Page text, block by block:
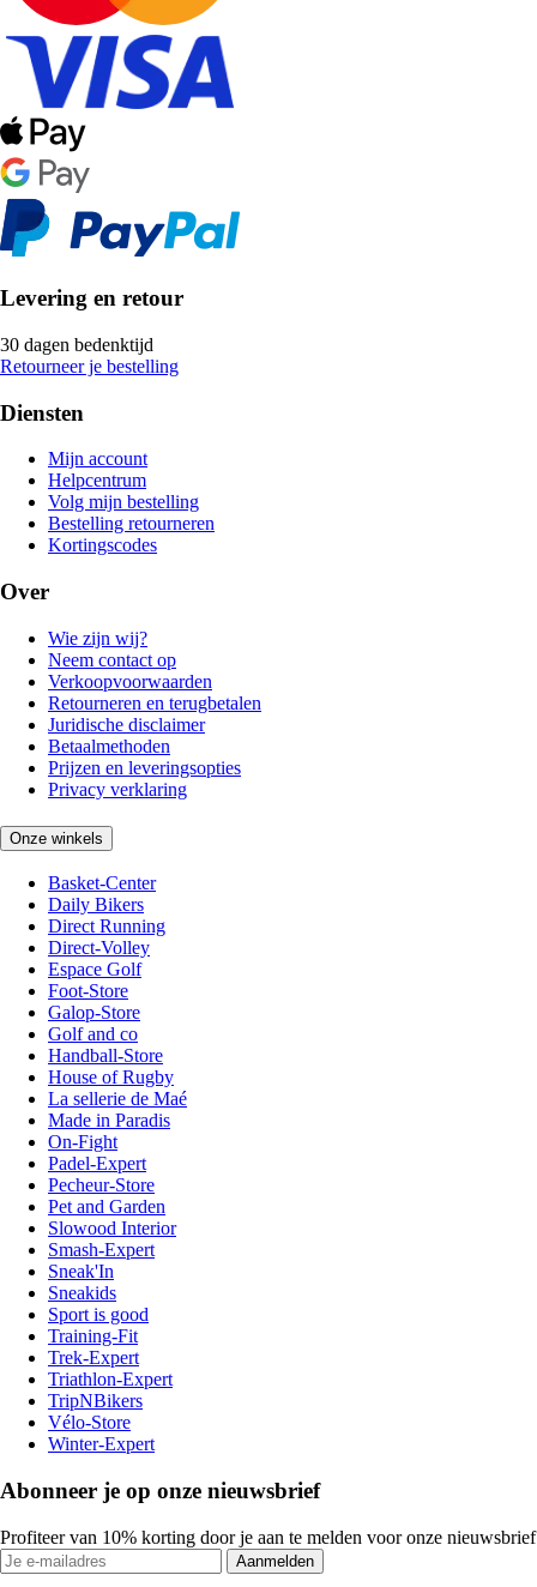
Levering en retour
30 dagen bedenktijd
Retourneer je bestelling
Diensten
Mijn account
Helpcentrum
Volg mijn bestelling
Bestelling retourneren
Kortingscodes
Over
Wie zijn wij?
Neem contact op
Verkoopvoorwaarden
Retourneren en terugbetalen
Juridische disclaimer
Betaalmethoden
Prijzen en leveringsopties
Privacy verklaring
Onze winkels
Basket-Center
Daily Bikers
Direct Running
Direct-Volley
Espace Golf
Foot-Store
Galop-Store
Golf and co
Handball-Store
House of Rugby
La sellerie de Maé
Made in Paradis
On-Fight
Padel-Expert
Pecheur-Store
Pet and Garden
Slowood Interior
Smash-Expert
Sneak'In
Sneakids
Sport is good
Training-Fit
Trek-Expert
Triathlon-Expert
TripNBikers
Vélo-Store
Winter-Expert
Abonneer je op onze nieuwsbrief
Profiteer van 10% korting door je aan te melden voor onze nieuwsbrief
Aanmelden